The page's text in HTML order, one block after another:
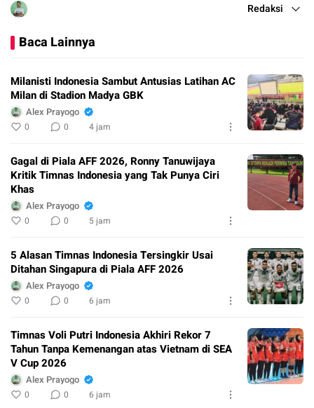
Redaksi
Baca Lainnya
Milanisti Indonesia Sambut Antusias Latihan AC
Milan di Stadion Madya GBK
Alex Prayogo
0 0 4 jam
Gagal di Piala AFF 2026, Ronny Tanuwijaya
Kritik Timnas Indonesia yang Tak Punya Ciri
Khas
Alex Prayogo
0 0 5 jam
5 Alasan Timnas Indonesia Tersingkir Usai
Ditahan Singapura di Piala AFF 2026
Alex Prayogo
0 0 6 jam
Timnas Voli Putri Indonesia Akhiri Rekor 7
Tahun Tanpa Kemenangan atas Vietnam di SEA
V Cup 2026
Alex Prayogo
0 0 6 jam